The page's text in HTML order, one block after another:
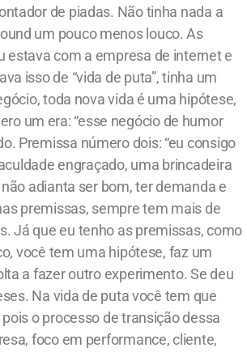
de piadas. Não tinha nada a
um pouco menos louco. As
estava com a empresa de internet e
isso de “vida de puta”, tinha um
toda nova vida é uma hipótese,
um era: “esse negócio de humor
Premissa número dois: “eu consigo
engraçado, uma brincadeira
adianta ser bom, ter demanda e
premissas, sempre tem mais de
Já que eu tenho as premissas, como
você tem uma hipótese, faz um
a fazer outro experimento. Se deu
Na vida de puta você tem que
o processo de transição dessa
foco em performance, cliente,